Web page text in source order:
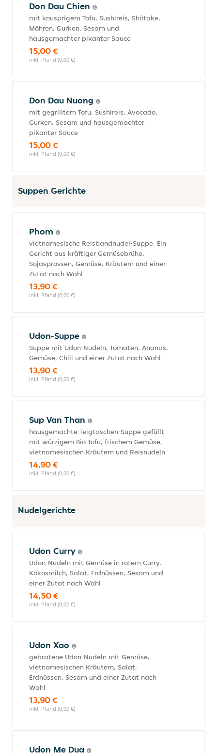
Don Dau Chien
mit knusprigem Tofu, Sushireis, Shiitake,
Möhren, Gurken, Sesam und
hausgemachter pikanter Sauce
15,00 €
inkl. Pfand (0,00 €)
Don Dau Nuong
mit gegrilltem Tofu, Sushireis, Avocado,
Gurken, Sesam und hausgemachter
pikanter Sauce
15,00 €
inkl. Pfand (0,00 €)
Suppen Gerichte
Phom
vietnamesische Reisbandnudel-Suppe. Ein
Gericht aus kräftiger Gemüsebrühe,
Sojasprossen, Gemüse, Kräutern und einer
Zutat nach Wahl
13,90 €
inkl. Pfand (0,00 €)
Udon-Suppe
Suppe mit Udon-Nudeln, Tomaten, Ananas,
Gemüse, Chili und einer Zutat nach Wahl
13,90 €
inkl. Pfand (0,00 €)
Sup Van Than
hausgemachte Teigtaschen-Suppe gefüllt
mit würzigem Bio-Tofu, frischem Gemüse,
vietnamesischen Kräutern und Reisnudeln
14,90 €
inkl. Pfand (0,00 €)
Nudelgerichte
Udon Curry
Udon-Nudeln mit Gemüse in rotem Curry,
Kokosmilch, Salat, Erdnüssen, Sesam und
einer Zutat nach Wahl
14,50 €
inkl. Pfand (0,00 €)
Udon Xao
gebratene Udon-Nudeln mit Gemüse,
vietnamesischen Kräutern, Salat,
Erdnüssen, Sesam und einer Zutat nach
Wahl
13,90 €
inkl. Pfand (0,00 €)
Udon Me Dua